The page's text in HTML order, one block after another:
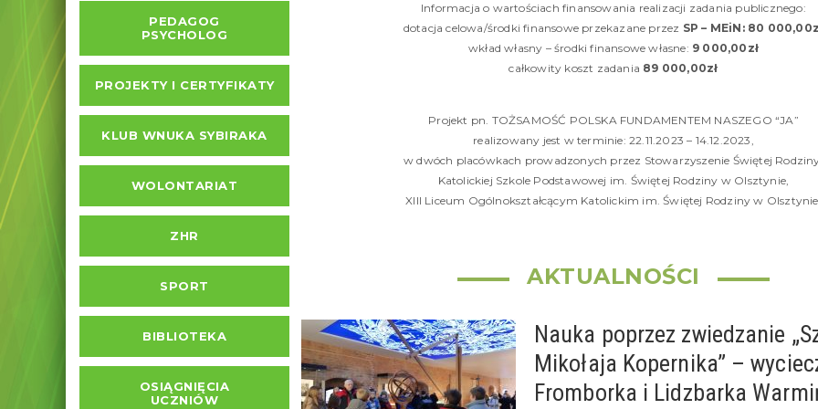
Informacja o wartościach finansowania realizacji zadania publicznego:
dotacja celowa/środki finansowe przekazane przez SP – MEiN: 80
wkład własny – środki finansowe własne: 9 000,00zł
całkowity koszt zadania 89 000,00zł
Projekt pn. TOŻSAMOŚĆ POLSKA FUNDAMENTEM NASZEGO “JA”
realizowany jest w terminie: 22.11.2023 – 14.12.2023,
w dwóch placówkach prowadzonych przez Stowarzyszenie Świętej
Katolickiej Szkole Podstawowej im. Świętej Rodziny w Olsztynie,
XIII Liceum Ogólnokształcącym Katolickim im. Świętej Rodziny w
AKTUALNOŚCI
Nauka poprzez zwiedzanie
Mikołaja Kopernika” –
Fromborka i Lidzbarka
PEDAGOG
PSYCHOLOG
PROJEKTY I CERTYFIKATY
KLUB WNUKA SYBIRAKA
WOLONTARIAT
ZHR
SPORT
BIBLIOTEKA
OSIĄGNIĘCIA
UCZNIÓW